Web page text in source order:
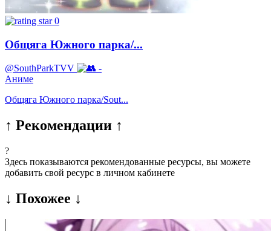
0
Общяга Южного парка/...
@SouthParkTVV
-
Аниме
Общяга Южного парка/Sout...
↑ Рекомендации ↑
?
Здесь показываются рекомендованные ресурсы, вы можете
добавить свой ресурс в личном кабинете
↓ Похожее ↓